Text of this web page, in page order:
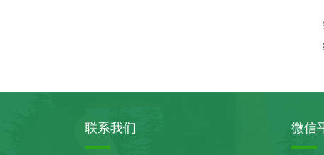
联系我们 微信